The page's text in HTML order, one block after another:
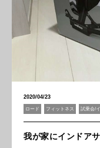
2020/04/23
ロード フィットネス 試乗会/
我が家にインドア